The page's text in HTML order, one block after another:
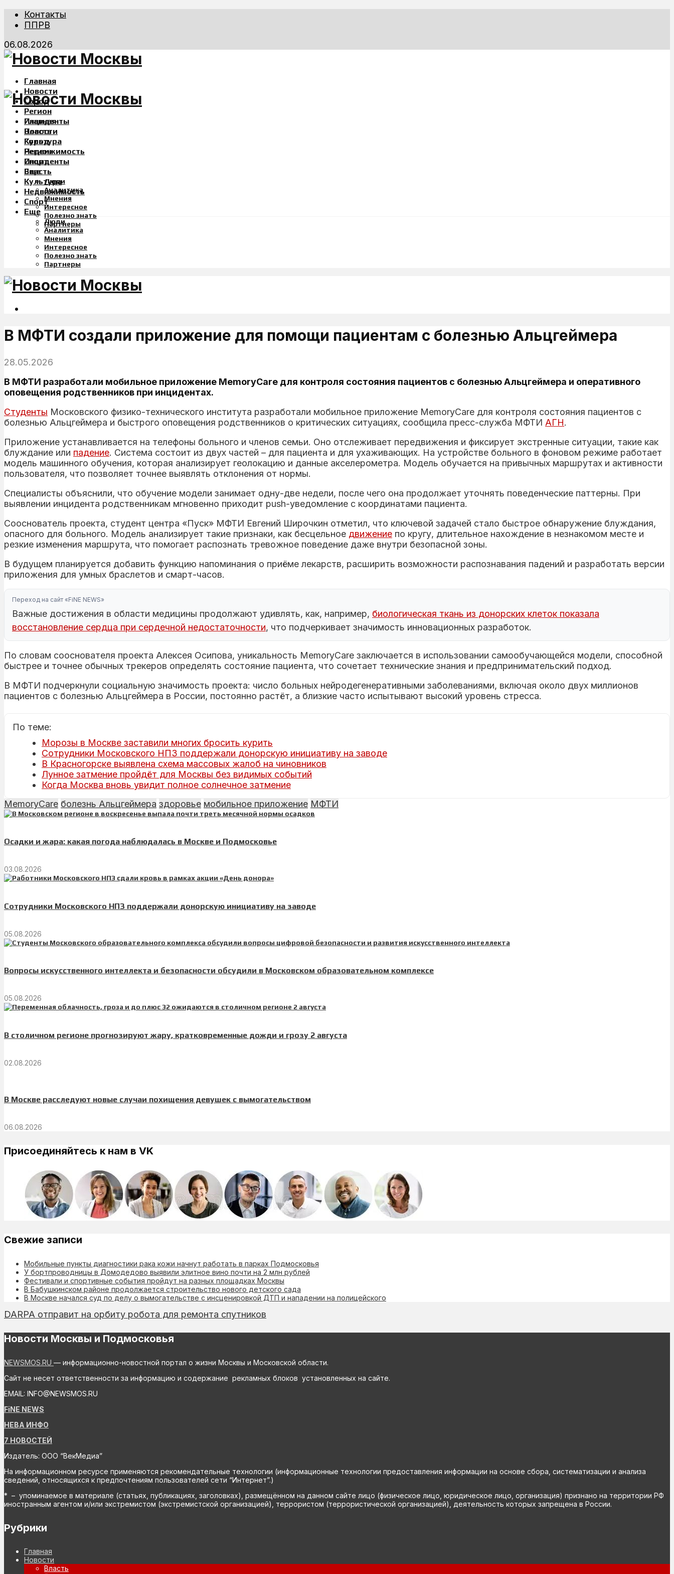
Контакты
ППРВ
06.08.2026
Главная
Новости
Город
Регион
Инциденты
Власть
Культура
Недвижимость
Спорт
Еще
Люди
Аналитика
Мнения
Интересное
Полезно знать
Партнеры
Главная
Новости
Город
Регион
Инциденты
Власть
Культура
Недвижимость
Спорт
Еще
Люди
Аналитика
Мнения
Интересное
Полезно знать
Партнеры
В МФТИ создали приложение для помощи пациентам с болезнью Альцгеймера
28.05.2026
В МФТИ разработали мобильное приложение MemoryCare для контроля состояния пациентов с болезнью Альцгеймера и оперативного
оповещения родственников при инцидентах.
Студенты Московского физико-технического института разработали мобильное приложение MemoryCare для контроля состояния пациентов с
болезнью Альцгеймера и быстрого оповещения родственников о критических ситуациях, сообщила пресс-служба МФТИ АГН.
Приложение устанавливается на телефоны больного и членов семьи. Оно отслеживает передвижения и фиксирует экстренные ситуации, такие как
блуждание или падение. Система состоит из двух частей – для пациента и для ухаживающих. На устройстве больного в фоновом режиме работает
модель машинного обучения, которая анализирует геолокацию и данные акселерометра. Модель обучается на привычных маршрутах и активности
пользователя, что позволяет точнее выявлять отклонения от нормы.
Специалисты объяснили, что обучение модели занимает одну-две недели, после чего она продолжает уточнять поведенческие паттерны. При
выявлении инцидента родственникам мгновенно приходит push-уведомление с координатами пациента.
Сооснователь проекта, студент центра «Пуск» МФТИ Евгений Широчкин отметил, что ключевой задачей стало быстрое обнаружение блуждания,
опасного для больного. Модель анализирует такие признаки, как бесцельное движение по кругу, длительное нахождение в незнакомом месте и
резкие изменения маршрута, что помогает распознать тревожное поведение даже внутри безопасной зоны.
В будущем планируется добавить функцию напоминания о приёме лекарств, расширить возможности распознавания падений и разработать версии
приложения для умных браслетов и смарт-часов.
Переход на сайт «FiNE NEWS»
Важные достижения в области медицины продолжают удивлять, как, например, биологическая ткань из донорских клеток показала
восстановление сердца при сердечной недостаточности, что подчеркивает значимость инновационных разработок.
По словам сооснователя проекта Алексея Осипова, уникальность MemoryCare заключается в использовании самообучающейся модели, способной
быстрее и точнее обычных трекеров определять состояние пациента, что сочетает технические знания и предпринимательский подход.
В МФТИ подчеркнули социальную значимость проекта: число больных нейродегенеративными заболеваниями, включая около двух миллионов
пациентов с болезнью Альцгеймера в России, постоянно растёт, а близкие часто испытывают высокий уровень стресса.
По теме:
Морозы в Москве заставили многих бросить курить
Сотрудники Московского НПЗ поддержали донорскую инициативу на заводе
В Красногорске выявлена схема массовых жалоб на чиновников
Лунное затмение пройдёт для Москвы без видимых событий
Когда Москва вновь увидит полное солнечное затмение
MemoryCare болезнь Альцгеймера здоровье мобильное приложение МФТИ
Осадки и жара: какая погода наблюдалась в Москве и Подмосковье
03.08.2026
Сотрудники Московского НПЗ поддержали донорскую инициативу на заводе
05.08.2026
Вопросы искусственного интеллекта и безопасности обсудили в Московском образовательном комплексе
05.08.2026
В столичном регионе прогнозируют жару, кратковременные дожди и грозу 2 августа
02.08.2026
В Москве расследуют новые случаи похищения девушек с вымогательством
06.08.2026
Присоединяйтесь к нам в VK
Свежие записи
Мобильные пункты диагностики рака кожи начнут работать в парках Подмосковья
У бортпроводницы в Домодедово выявили элитное вино почти на 2 млн рублей
Фестивали и спортивные события пройдут на разных площадках Москвы
В Бабушкинском районе продолжается строительство нового детского сада
В Москве начался суд по делу о вымогательстве с инсценировкой ДТП и нападении на полицейского
DARPA отправит на орбиту робота для ремонта спутников
Новости Москвы и Подмосковья
NEWSMOS.RU — информационно-новостной портал о жизни Москвы и Московской области.
Сайт не несет ответственности за информацию и содержание рекламных блоков установленных на сайте.
EMAIL: INFO@NEWSMOS.RU
FiNE NEWS
НЕВА ИНФО
7 НОВОСТЕЙ
Издатель: ООО “ВекМедиа”
На информационном ресурсе применяются рекомендательные технологии (информационные технологии предоставления информации на основе сбора, систематизации и анализа
сведений, относящихся к предпочтениям пользователей сети “Интернет”.)
* – упоминаемое в материале (статьях, публикациях, заголовках), размещённом на данном сайте лицо (физическое лицо, юридическое лицо, организация) признано на территории РФ
иностранным агентом и/или экстремистом (экстремистской организацией), террористом (террористической организацией), деятельность которых запрещена в России.
Рубрики
Главная
Новости
Власть